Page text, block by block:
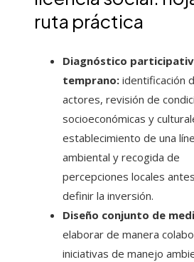
ruta práctica
Diagnóstico
temprano: identificación
actores, revisión de
socioeconómicas y
establecimiento de una
ambiental y recogida de
percepciones locales
definir la inversión.
Diseño conjunto de
elaborar de manera
iniciativas de manejo